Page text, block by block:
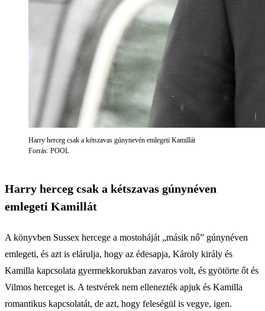
Harry herceg csak a kétszavas gúnynevén emlegeti Kamillát
Forrás: POOL
Harry herceg csak a kétszavas gúnynéven
emlegeti Kamillát
A könyvben Sussex hercege a mostoháját „másik nő” gúnynéven
emlegeti, és azt is elárulja, hogy az édesapja, Károly király és
Kamilla kapcsolata gyermekkorukban zavaros volt, és gyötörte őt és
Vilmos herceget is. A testvérek nem ellenezték apjuk és Kamilla
romantikus kapcsolatát, de azt, hogy feleségül is vegye, igen.